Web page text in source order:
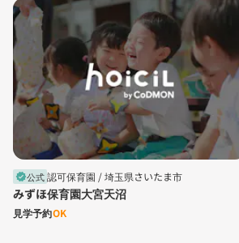
verified公式認可保育園 /埼玉県さいたま市
みずほ保育園大宮天沼
見学予約OK